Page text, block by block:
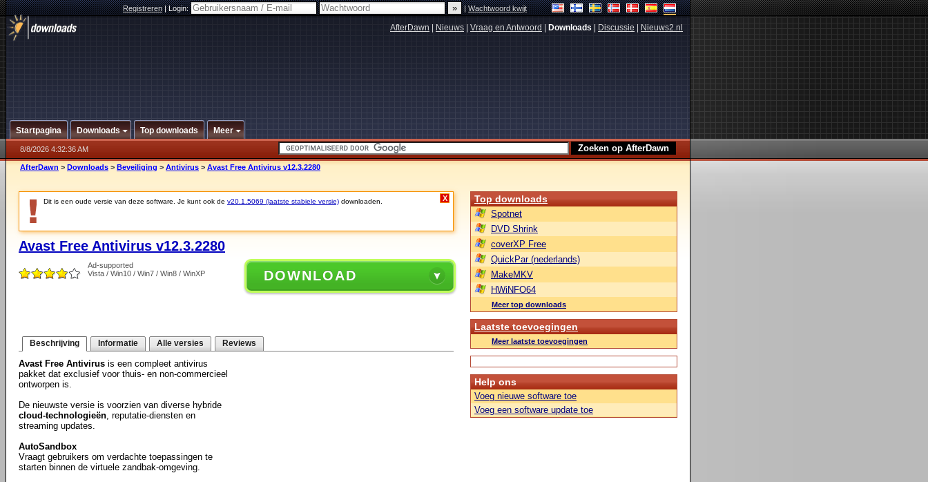
Registreren|Login: |Wachtwoord kwijt
AfterDawn Nieuws Vraag en Antwoord Downloads Discussie Nieuws2.nl
Startpagina Downloads Top downloads Meer
8/8/2026 4:32:36 AM
AfterDawn > Downloads > Beveiliging > Antivirus > Avast Free Antivirus v12.3.2280
Dit is een oude versie van deze software. Je kunt ook de v20.1.5069 (laatste stabiele versie) downloaden. X
Avast Free Antivirus v12.3.2280
Ad-supported
Vista / Win10 / Win7 / Win8 / WinXP
DOWNLOAD
Beschrijving Informatie Alle versies Reviews
Avast Free Antivirus is een compleet antivirus
pakket dat exclusief voor thuis- en non-commercieel
ontworpen is.
De nieuwste versie is voorzien van diverse hybride
cloud-technologieën, reputatie-diensten en
streaming updates.
AutoSandbox
Vraagt gebruikers om verdachte toepassingen te
starten binnen de virtuele zandbak-omgeving.
Top downloads
Spotnet
DVD Shrink
coverXP Free
QuickPar (nederlands)
MakeMKV
HWiNFO64
Meer top downloads
Laatste toevoegingen
Meer laatste toevoegingen
Help ons
Voeg nieuwe software toe
Voeg een software update toe